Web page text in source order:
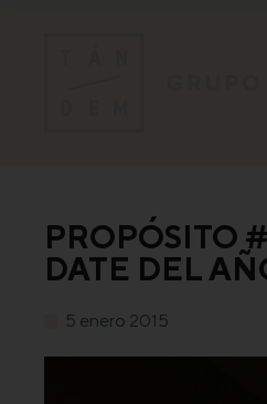
PROPÓSITO
DATE DEL
5 enero 2015